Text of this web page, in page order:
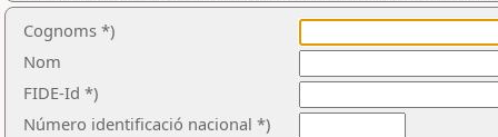
Cognoms *)
Nom
FIDE-Id *)
Número identificació nacional *)